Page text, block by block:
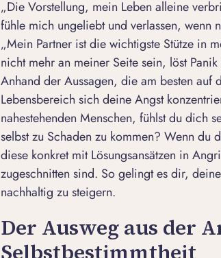
„Die Vorstellung, mein Leben alleine
fühle mich ungeliebt und verlassen, wenn
„Mein Partner ist die wichtigste Stütze in
nicht mehr an meiner Seite sein, löst
Anhand der Aussagen, die am besten auf
Lebensbereich sich deine Angst
nahestehenden Menschen, fühlst du dich
selbst zu Schaden zu kommen? Wenn du
diese konkret mit Lösungsansätzen in
zugeschnitten sind. So gelingt es dir,
nachhaltig zu steigern.
Der Ausweg aus der
Selbstbestimmtheit